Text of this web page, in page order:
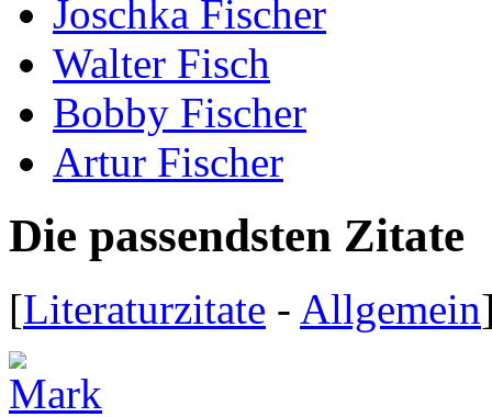
Joschka Fischer
Walter Fisch
Bobby Fischer
Artur Fischer
Die passendsten Zitate
[Literaturzitate - Allgemein